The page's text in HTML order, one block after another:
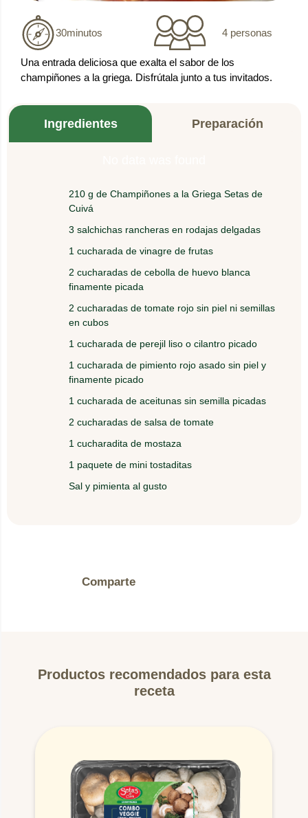
30minutos 4 personas
Una entrada deliciosa que exalta el sabor de los
champiñones a la griega. Disfrútala junto a tus invitados.
Ingredientes Preparación
210 g de Champiñones a la Griega Setas de
Cuivá
3 salchichas rancheras en rodajas delgadas
1 cucharada de vinagre de frutas
2 cucharadas de cebolla de huevo blanca
finamente picada
2 cucharadas de tomate rojo sin piel ni semillas
en cubos
1 cucharada de perejil liso o cilantro picado
1 cucharada de pimiento rojo asado sin piel y
finamente picado
1 cucharada de aceitunas sin semilla picadas
2 cucharadas de salsa de tomate
1 cucharadita de mostaza
1 paquete de mini tostaditas
Sal y pimienta al gusto
Mezcla todos los ingredientes en un bowl.
Rectifica sabor y deja enfriar el antipasto por dos
horas.
Pasado este tiempo, sírvelo sobre las mini
tostadas.
Comparte
Productos recomendados para esta
receta